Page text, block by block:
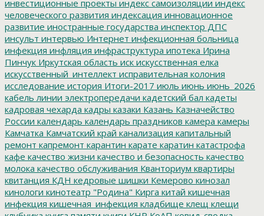
инвестиционные проекты индекс самоизоляции индекс
человеческого развития индексация инновационное
развитие иностранные государства инспектор ДПС
инсульт интервью Интернет инфекционная больница
инфекция инфляция инфраструктура ипотека Ирина
Пинчук Иркутская область иск искусственная елка
искусственный_интеллект исправительная колония
исследование история Итоги-2017 июль июнь июнь_2026
кабель линии электропередачи кадетский бал кадеты
кадровая чехарда кадры казаки Казань Казначейство
России календарь календарь праздников камера камеры
Камчатка Камчатский край канализация капитальный
ремонт капремонт карантин карате каратин катастрофа
кафе качество жизни качество и безопасность качество
молока качество обслуживания Кванториум квартиры
квитанция КДН кедровые шишки Кемерово кинозал
кинологи кинотеатр "Родина" Кирга китай кишечная
инфекция кишечная_инфекция кладбище клещ клещи